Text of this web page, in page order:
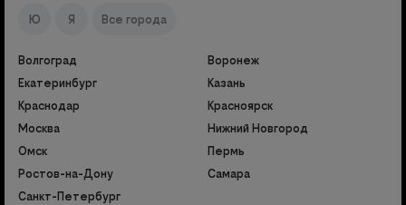
Ю Я Все города
Волгоград
Воронеж
Екатеринбург
Казань
Краснодар
Красноярск
Москва
Нижний Новгород
Омск
Пермь
Ростов-на-Дону
Самара
Санкт-Петербург